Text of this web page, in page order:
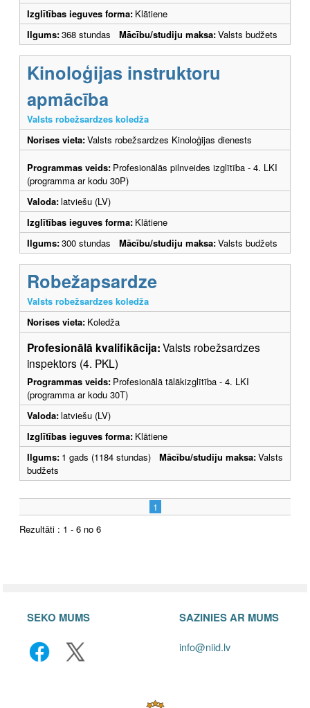
Izglītības ieguves forma: Klātiene
Ilgums:368 stundas Mācību/studiju maksa:Valsts budžets
Kinoloģijas instruktoru
apmācība
Valsts robežsardzes koledža
Norises vieta:Valsts robežsardzes Kinoloģijas dienests
Programmas veids: Profesionālās pilnveides izglītība - 4. LKI
(programma ar kodu 30P)
Valoda:latviešu (LV)
Izglītības ieguves forma: Klātiene
Ilgums:300 stundas Mācību/studiju maksa:Valsts budžets
Robežapsardze
Valsts robežsardzes koledža
Norises vieta: Koledža
Profesionālā kvalifikācija:Valsts robežsardzes
inspektors (4. PKL)
Programmas veids: Profesionālā tālākizglītība - 4. LKI
(programma ar kodu 30T)
Valoda:latviešu (LV)
Izglītības ieguves forma: Klātiene
Ilgums: 1 gads (1184 stundas) Mācību/studiju maksa:Valsts
budžets
1
Rezultāti : 1 - 6 no 6
SEKO MUMS SAZINIES AR MUMS
info@niid.lv